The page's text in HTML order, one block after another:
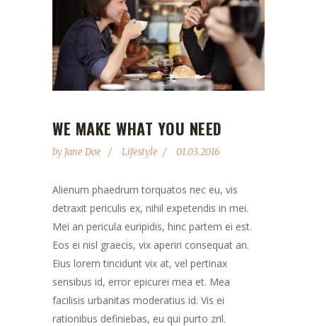
WE MAKE WHAT YOU NEED
by Jane Doe Lifestyle 01.03.2016
Alienum phaedrum torquatos nec eu, vis
detraxit periculis ex, nihil expetendis in mei.
Mei an pericula euripidis, hinc partem ei est.
Eos ei nisl graecis, vix aperiri consequat an.
Eius lorem tincidunt vix at, vel pertinax
sensibus id, error epicurei mea et. Mea
facilisis urbanitas moderatius id. Vis ei
rationibus definiebas, eu qui purto zril.